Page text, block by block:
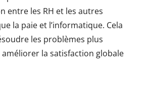
entre les RH et les autres
la paie et l’informatique. Cela
les problèmes plus
la satisfaction globale